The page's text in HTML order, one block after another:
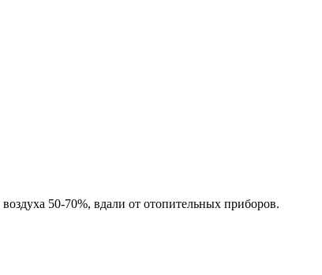
50-70%, вдали от отопительных приборов.